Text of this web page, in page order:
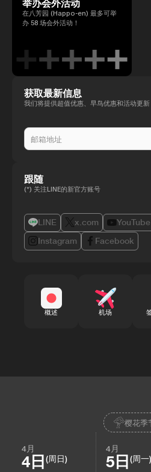
举办会外活动
在八芳园 (Happo-en) 最多可举
办 58 场会外活动！
获取最新信息
我们将提供超值优惠、早鸟优惠和活动更新
跟随
(*) 关注LINE的新官方账号
LINE x.com YouTube
Instagram
Facebook
概述 机场
樱花季
4月
4日 (周日)
4月
5日 (周一)